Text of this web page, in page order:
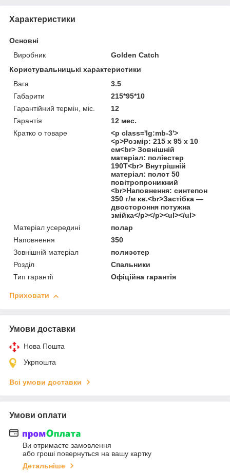
Характеристики
Основні
Виробник
Golden Catch
Користувальницькі характеристики
Вага
3.5
Габарити
215*95*10
Гарантійний термін, міс.
12
Гарантія
12 мес.
Кратко о товаре
<p class='lg:mb-3'>
<p>Розмір: 215 х 95 х 10
см<br> Зовнішній
матеріал: поліестер
190Т<br> Внутрішній
матеріал: полот 50
повітропроникний
<br>Наповнення: синтепон
350 г/м кв.<br>Застібка —
двостороння потужна
змійка</p></p><ul></ul>
Матеріал усередині
полар
Наповнення
350
Зовнішній матеріал
полиэстер
Розділ
Спальники
Тип гарантії
Офіційна гарантія
Приховати
Умови доставки
Нова Пошта
Укрпошта
Всі умови доставки
Умови оплати
Ви отримаєте замовлення
або гроші повернуться на вашу картку
Детальніше